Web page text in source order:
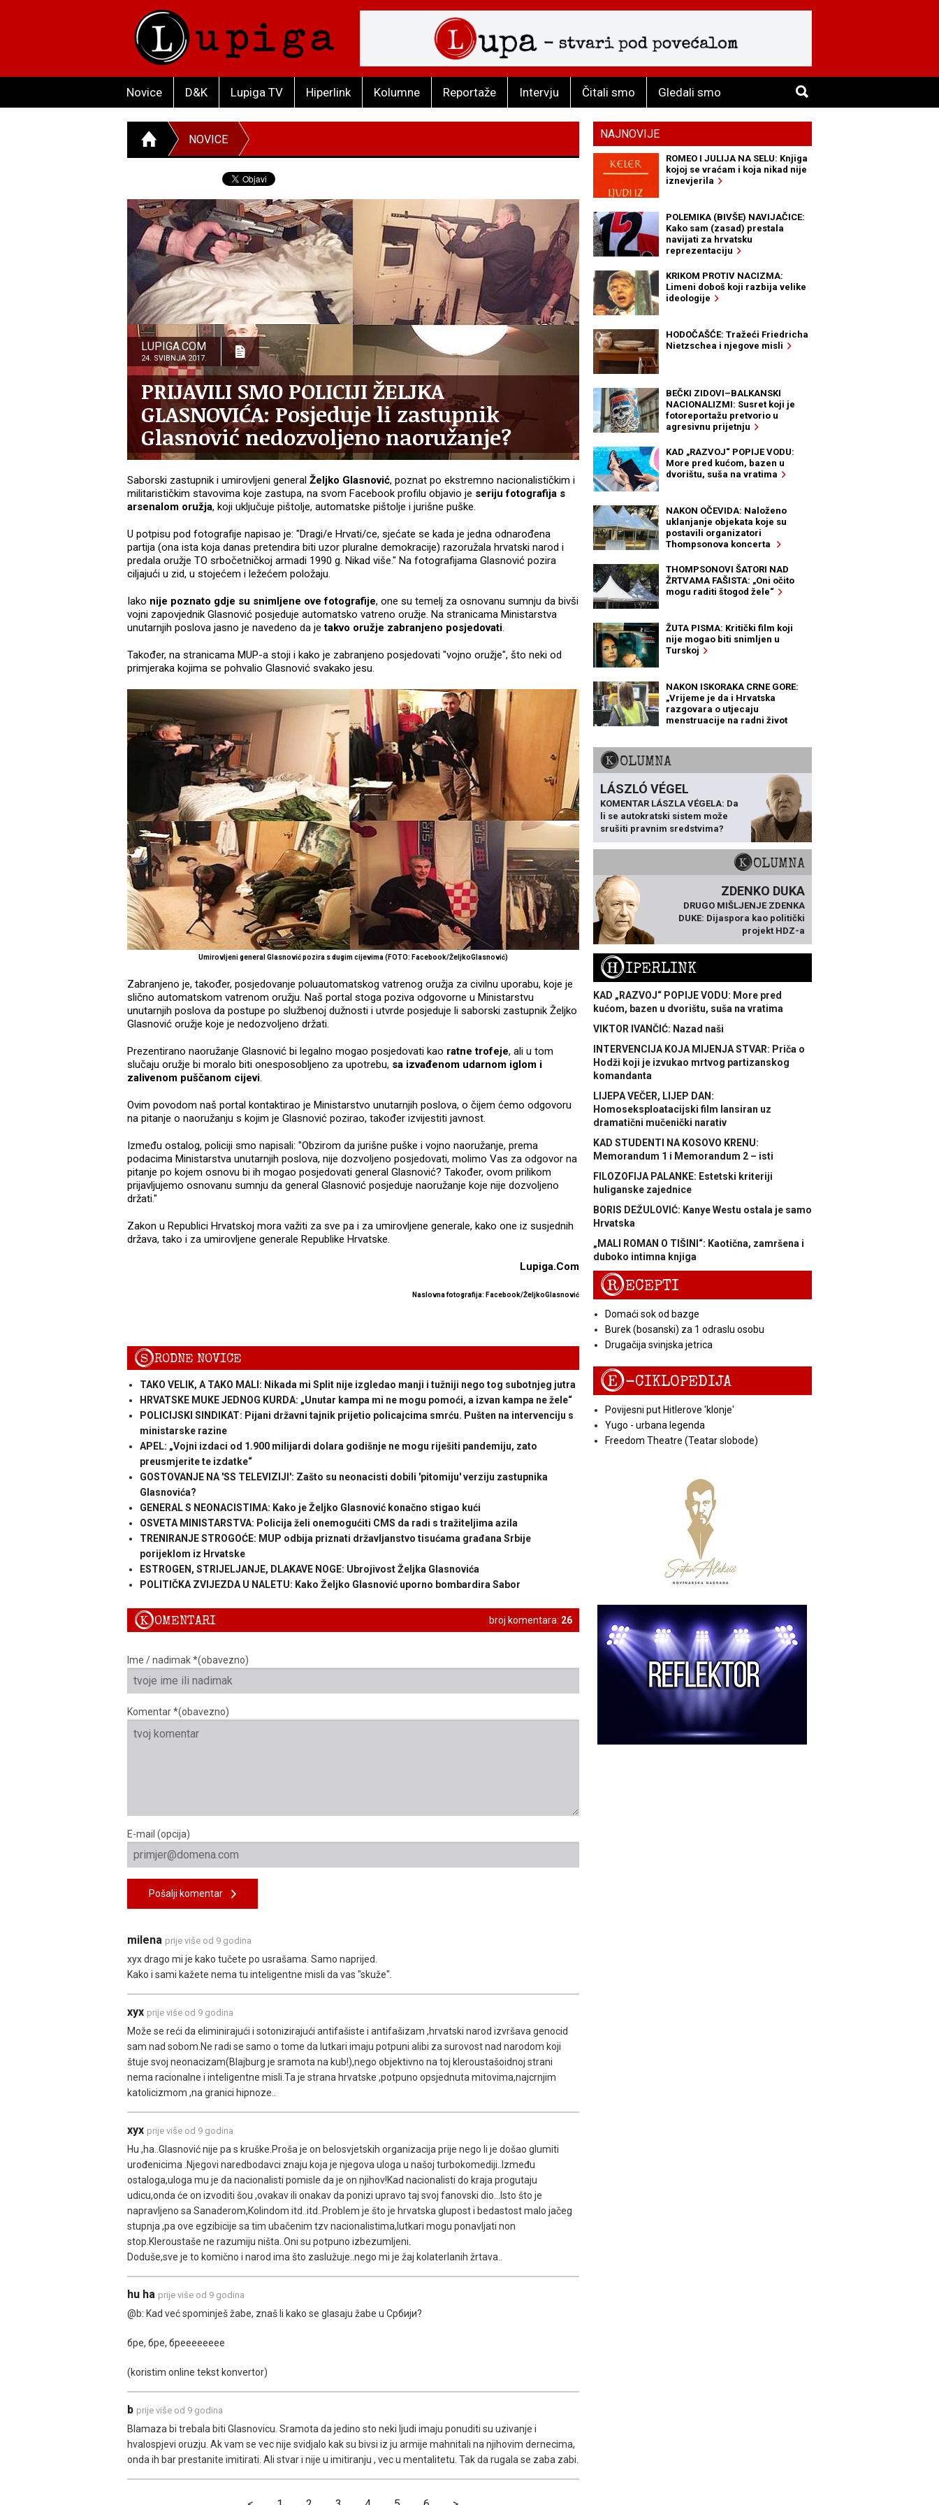
Novice D&K Lupiga TV Hiperlink Kolumne Reportaže Intervju Čitali smo Gledali smo
NOVICE
LUPIGA.COM
24. SVIBNJA 2017.
PRIJAVILI SMO POLICIJI ŽELJKA
GLASNOVIĆA: Posjeduje li zastupnik
Glasnović nedozvoljeno naoružanje?
Saborski zastupnik i umirovljeni general Željko Glasnović, poznat po ekstremno nacionalističkim i
militarističkim stavovima koje zastupa, na svom Facebook profilu objavio je seriju fotografija s
arsenalom oružja, koji uključuje pištolje, automatske pištolje i jurišne puške.
U potpisu pod fotografije napisao je: "Dragi/e Hrvati/ce, sjećate se kada je jedna odnarođena
partija (ona ista koja danas pretendira biti uzor pluralne demokracije) razoružala hrvatski narod i
predala oružje TO srbočetničkoj armadi 1990 g. Nikad više." Na fotografijama Glasnović pozira
ciljajući u zid, u stojećem i ležećem položaju.
Iako nije poznato gdje su snimljene ove fotografije, one su temelj za osnovanu sumnju da bivši
vojni zapovjednik Glasnović posjeduje automatsko vatreno oružje. Na stranicama Ministarstva
unutarnjih poslova jasno je navedeno da jetakvo oružje zabranjeno posjedovati.
Također, na stranicama MUP-a stoji i kako je zabranjeno posjedovati "vojno oružje", što neki od
primjeraka kojima se pohvalio Glasnović svakako jesu.
Umirovljeni general Glasnović pozira s dugim cijevima (FOTO: Facebook/ŽeljkoGlasnović)
Zabranjeno je, također, posjedovanje poluautomatskog vatrenog oružja za civilnu uporabu, koje je
slično automatskom vatrenom oružju. Naš portal stoga poziva odgovorne u Ministarstvu
unutarnjih poslova da postupe po službenoj dužnosti i utvrde posjeduje li saborski zastupnik Željko
Glasnović oružje koje je nedozvoljeno držati.
Prezentirano naoružanje Glasnović bi legalno mogao posjedovati kao ratne trofeje, ali u tom
slučaju oružje bi moralo biti onesposobljeno za upotrebu, sa izvađenom udarnom iglom i
zalivenom puščanom cijevi.
Ovim povodom naš portal kontaktirao je Ministarstvo unutarnjih poslova, o čijem ćemo odgovoru
na pitanje o naoružanju s kojim je Glasnović pozirao, također izvijestiti javnost.
Između ostalog, policiji smo napisali: "Obzirom da jurišne puške i vojno naoružanje, prema
podacima Ministarstva unutarnjih poslova, nije dozvoljeno posjedovati, molimo Vas za odgovor na
pitanje po kojem osnovu bi ih mogao posjedovati general Glasnović? Također, ovom prilikom
prijavljujemo osnovanu sumnju da general Glasnović posjeduje naoružanje koje nije dozvoljeno
držati."
Zakon u Republici Hrvatskoj mora važiti za sve pa i za umirovljene generale, kako one iz susjednih
država, tako i za umirovljene generale Republike Hrvatske.
Lupiga.Com
Naslovna fotografija: Facebook/ŽeljkoGlasnović
SRODNE NOVICE
TAKO VELIK, A TAKO MALI: Nikada mi Split nije izgledao manji i tužniji nego tog subotnjeg jutra
HRVATSKE MUKE JEDNOG KURDA: „Unutar kampa mi ne mogu pomoći, a izvan kampa ne žele“
POLICIJSKI SINDIKAT: Pijani državni tajnik prijetio policajcima smrću. Pušten na intervenciju s
ministarske razine
APEL: „Vojni izdaci od 1.900 milijardi dolara godišnje ne mogu riješiti pandemiju, zato
preusmjerite te izdatke“
GOSTOVANJE NA 'SS TELEVIZIJI': Zašto su neonacisti dobili 'pitomiju' verziju zastupnika
Glasnovića?
GENERAL S NEONACISTIMA: Kako je Željko Glasnović konačno stigao kući
OSVETA MINISTARSTVA: Policija želi onemogućiti CMS da radi s tražiteljima azila
TRENIRANJE STROGOĆE: MUP odbija priznati državljanstvo tisućama građana Srbije
porijeklom iz Hrvatske
ESTROGEN, STRIJELJANJE, DLAKAVE NOGE: Ubrojivost Željka Glasnovića
POLITIČKA ZVIJEZDA U NALETU: Kako Željko Glasnović uporno bombardira Sabor
broj komentara: 26
KOMENTARI
Ime / nadimak *(obavezno)
Komentar *(obavezno)
E-mail (opcija)
Pošalji komentar
milena prije više od 9 godina
xyx drago mi je kako tučete po usrašama. Samo naprijed.
Kako i sami kažete nema tu inteligentne misli da vas "skuže".
xyx prije više od 9 godina
Može se reći da eliminirajući i sotonizirajući antifašiste i antifašizam ,hrvatski narod izvršava genocid
sam nad sobom.Ne radi se samo o tome da lutkari imaju potpuni alibi za surovost nad narodom koji
štuje svoj neonacizam(Blajburg je sramota na kub!),nego objektivno na toj kleroustašoidnoj strani
nema racionalne i inteligentne misli.Ta je strana hrvatske ,potpuno opsjednuta mitovima,najcrnjim
katolicizmom ,na granici hipnoze..
xyx prije više od 9 godina
Hu ,ha..Glasnović nije pa s kruške.Proša je on belosvjetskih organizacija prije nego li je došao glumiti
urođenicima .Njegovi naredbodavci znaju koja je njegova uloga u našoj turbokomediji..Između
ostaloga,uloga mu je da nacionalisti pomisle da je on njihov!Kad nacionalisti do kraja progutaju
udicu,onda će on izvoditi šou ,ovakav ili onakav da ponizi upravo taj svoj fanovski dio...Isto što je
napravljeno sa Sanaderom,Kolindom itd..itd..Problem je što je hrvatska glupost i bedastost malo jačeg
stupnja ,pa ove egzibicije sa tim ubačenim tzv nacionalistima,lutkari mogu ponavljati non
stop.Kleroustaše ne razumiju ništa..Oni su potpuno izbezumljeni.
Doduše,sve je to komično i narod ima što zaslužuje..nego mi je žaj kolaterlanih žrtava..
hu ha prije više od 9 godina
@b: Kad već spominješ žabe, znaš li kako se glasaju žabe u Србији?
бре, бре, бреeeeeeee
(koristim online tekst konvertor)
b prije više od 9 godina
Blamaza bi trebala biti Glasnovicu. Sramota da jedino sto neki ljudi imaju ponuditi su uzivanje i
hvalospjevi oruzju. Ak vam se vec nije svidjalo kak su bivsi iz ju armije mahnitali na njihovim dernecima,
onda ih bar prestanite imitirati. Ali stvar i nije u imitiranju , vec u mentalitetu. Tak da rugala se zaba zabi.
NAJNOVIJE
ROMEO I JULIJA NA SELU: Knjiga
kojoj se vraćam i koja nikad nije
iznevjerila
POLEMIKA (BIVŠE) NAVIJAČICE:
Kako sam (zasad) prestala
navijati za hrvatsku
reprezentaciju
KRIKOM PROTIV NACIZMA:
Limeni doboš koji razbija velike
ideologije
HODOČAŠĆE: Tražeći Friedricha
Nietzschea i njegove misli
BEČKI ZIDOVI–BALKANSKI
NACIONALIZMI: Susret koji je
fotoreportažu pretvorio u
agresivnu prijetnju
KAD „RAZVOJ“ POPIJE VODU:
More pred kućom, bazen u
dvorištu, suša na vratima
NAKON OČEVIDA: Naloženo
uklanjanje objekata koje su
postavili organizatori
Thompsonova koncerta
THOMPSONOVI ŠATORI NAD
ŽRTVAMA FAŠISTA: „Oni očito
mogu raditi štogod žele“
ŽUTA PISMA: Kritički film koji
nije mogao biti snimljen u
Turskoj
NAKON ISKORAKA CRNE GORE:
„Vrijeme je da i Hrvatska
razgovara o utjecaju
menstruacije na radni život
KOLUMNA
LÁSZLÓ VÉGEL
KOMENTAR LÁSZLA VÉGELA: Da
li se autokratski sistem može
srušiti pravnim sredstvima?
KOLUMNA
ZDENKO DUKA
DRUGO MIŠLJENJE ZDENKA
DUKE: Dijaspora kao politički
projekt HDZ-a
HIPERLINK
KAD „RAZVOJ“ POPIJE VODU: More pred
kućom, bazen u dvorištu, suša na vratima
VIKTOR IVANČIĆ: Nazad naši
INTERVENCIJA KOJA MIJENJA STVAR: Priča o
Hodži koji je izvukao mrtvog partizanskog
komandanta
LIJEPA VEČER, LIJEP DAN:
Homoseksploatacijski film lansiran uz
dramatični mučenički narativ
KAD STUDENTI NA KOSOVO KRENU:
Memorandum 1 i Memorandum 2 – isti
FILOZOFIJA PALANKE: Estetski kriteriji
huliganske zajednice
BORIS DEŽULOVIĆ: Kanye Westu ostala je samo
Hrvatska
„MALI ROMAN O TIŠINI“: Kaotična, zamršena i
duboko intimna knjiga
RECEPTI
Domaći sok od bazge
Burek (bosanski) za 1 odraslu osobu
Drugačija svinjska jetrica
E-CIKLOPEDIJA
Povijesni put Hitlerove 'klonje'
Yugo - urbana legenda
Freedom Theatre (Teatar slobode)